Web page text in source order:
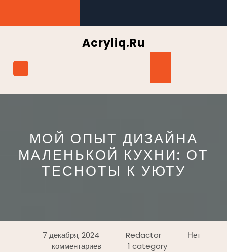
содержимому
Acryliq.ru
МОЙ ОПЫТ ДИЗАЙНА
МАЛЕНЬКОЙ КУХНИ: ОТ
ТЕСНОТЫ К УЮТУ
7 декабря, 2024 Redactor
Нет
комментариев
1 category